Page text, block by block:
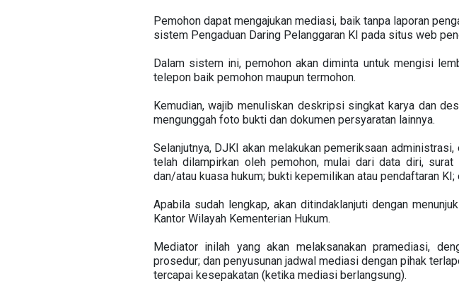
Pemohon dapat mengajukan mediasi, baik tanpa laporan
sistem Pengaduan Daring Pelanggaran KI pada situs web
Dalam sistem ini, pemohon akan diminta untuk mengisi
telepon baik pemohon maupun termohon.
Kemudian, wajib menuliskan deskripsi singkat karya dan
mengunggah foto bukti dan dokumen persyaratan lainnya.
Selanjutnya, DJKI akan melakukan pemeriksaan
telah dilampirkan oleh pemohon, mulai dari data diri,
dan/atau kuasa hukum; bukti kepemilikan atau pendaftaran
Apabila sudah lengkap, akan ditindaklanjuti dengan
Kantor Wilayah Kementerian Hukum.
Mediator inilah yang akan melaksanakan pramediasi,
prosedur; dan penyusunan jadwal mediasi dengan pihak
tercapai kesepakatan (ketika mediasi berlangsung).